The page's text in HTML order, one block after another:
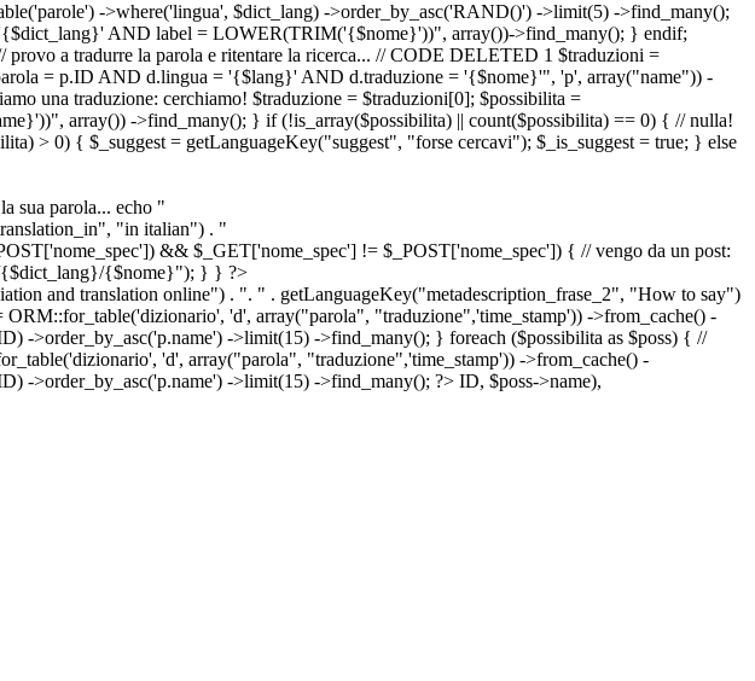
->where('lingua', $dict_lang) ->order_by_asc('RAND()') ->limit(5) ->find_many();
'{$dict_lang}' AND label = LOWER(TRIM('{$nome}'))", array())->find_many(); } endif;
a tradurre la parola e ritentare la ricerca... // CODE DELETED 1 $traduzioni =
= p.ID AND d.lingua = '{$lang}' AND d.traduzione = '{$nome}'", 'p', array("name")) -
una traduzione: cerchiamo! $traduzione = $traduzioni[0]; $possibilita =
array()) ->find_many(); } if (!is_array($possibilita) || count($possibilita) == 0) { // nulla!
> 0) { $_suggest = getLanguageKey("suggest", "forse cercavi"); $_is_suggest = true; } else
sua parola... echo "
"in italian") . "
&& $_GET['nome_spec'] != $_POST['nome_spec']) { // vengo da un post:
{$dict_lang}/{$nome}"); } } ?>
and translation online") . ". " . getLanguageKey("metadescription_frase_2", "How to say")
'd', array("parola", "traduzione",'time_stamp')) ->from_cache() -
>order_by_asc('p.name') ->limit(15) ->find_many(); } foreach ($possibilita as $poss) { //
'd', array("parola", "traduzione",'time_stamp')) ->from_cache() -
->order_by_asc('p.name') ->limit(15) ->find_many(); ?> ID, $poss->name),